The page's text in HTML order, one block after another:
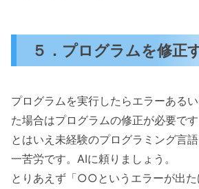
５．プログラムを修正
プログラムを実行したらエラーある
た場合はプログラムの修正が必要です
とはいえ未経験のプログラミング言
一苦労です。AIに頼りましょう。
とりあえず「○○というエラーが出た